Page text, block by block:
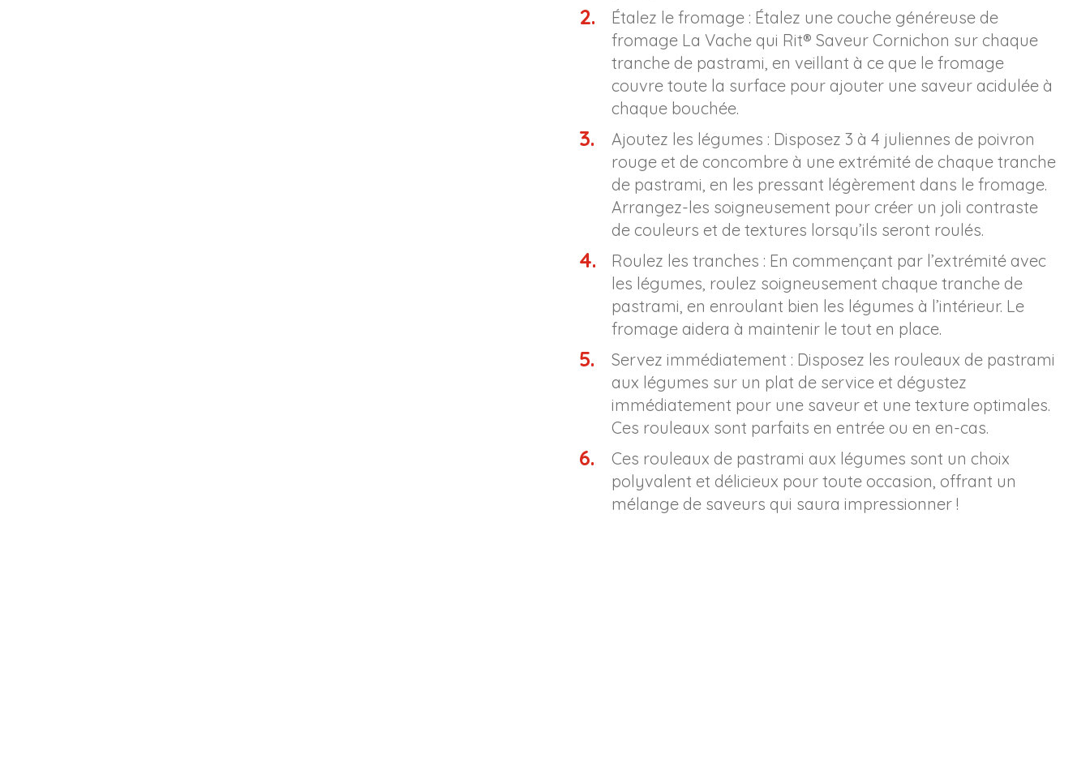
Étalez le fromage : Étalez une couche généreuse de
fromage La Vache qui Rit® Saveur Cornichon sur chaque
tranche de pastrami, en veillant à ce que le fromage
couvre toute la surface pour ajouter une saveur acidulée à
chaque bouchée.
Ajoutez les légumes : Disposez 3 à 4 juliennes de poivron
rouge et de concombre à une extrémité de chaque tranche
de pastrami, en les pressant légèrement dans le fromage.
Arrangez-les soigneusement pour créer un joli contraste
de couleurs et de textures lorsqu’ils seront roulés.
Roulez les tranches : En commençant par l’extrémité avec
les légumes, roulez soigneusement chaque tranche de
pastrami, en enroulant bien les légumes à l’intérieur. Le
fromage aidera à maintenir le tout en place.
Servez immédiatement : Disposez les rouleaux de pastrami
aux légumes sur un plat de service et dégustez
immédiatement pour une saveur et une texture optimales.
Ces rouleaux sont parfaits en entrée ou en en-cas.
Ces rouleaux de pastrami aux légumes sont un choix
polyvalent et délicieux pour toute occasion, offrant un
mélange de saveurs qui saura impressionner !